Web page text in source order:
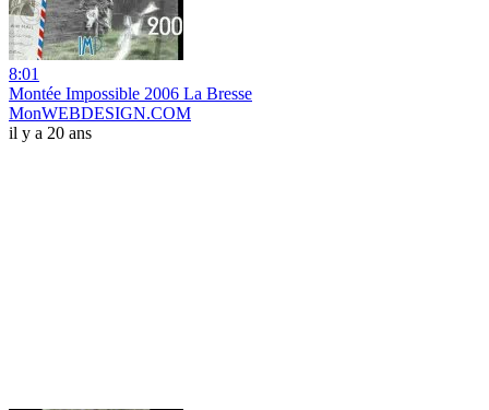
8:01
Montée Impossible 2006 La Bresse
MonWEBDESIGN.COM
il y a 20 ans